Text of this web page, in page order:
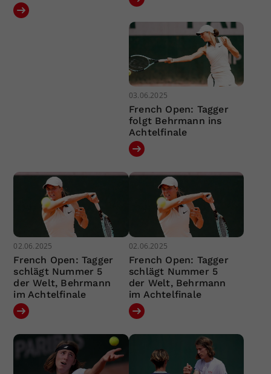
03.06.2025
French Open: Tagger
folgt Behrmann ins
Achtelfinale
02.06.2025
French Open: Tagger
schlägt Nummer 5
der Welt, Behrmann
im Achtelfinale
02.06.2025
French Open: Tagger
schlägt Nummer 5
der Welt, Behrmann
im Achtelfinale